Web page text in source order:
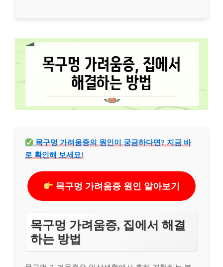
목구멍 가려움증의 원인이 궁금하다면? 지금 바
로 확인해 보세요!
목구멍 가려움증 원인 알아보기
목구멍 가려움증, 집에서 해결
하는 방법